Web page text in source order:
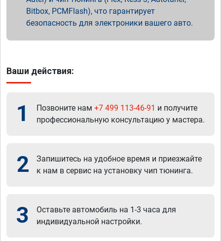
Bitbox, PCMFlash), что гарантирует
безопасность для электроники вашего авто.
Ваши действия:
1 Позвоните нам +7 499 113-46-91 и получите
профессиональную консультацию у мастера.
2
Запишитесь на удобное время и приезжайте
к нам в сервис на установку чип тюнинга.
3
Оставьте автомобиль на 1-3 часа для
индивидуальной настройки.